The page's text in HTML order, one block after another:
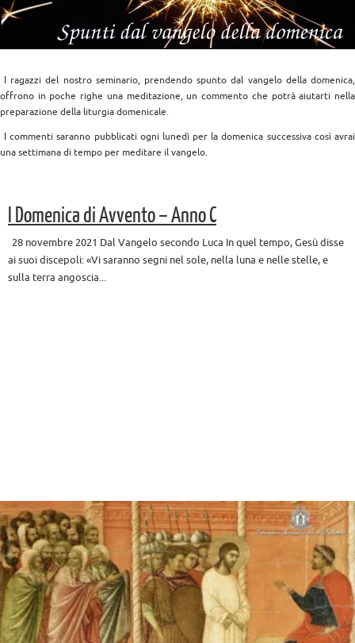
I ragazzi del nostro seminario, prendendo spunto dal vangelo della domenica,
offrono in poche righe una meditazione, un commento che potrà aiutarti nella
preparazione della liturgia domenicale.
I commenti saranno pubblicati ogni lunedì per la domenica successiva così avrai
una settimana di tempo per meditare il vangelo.
I Domenica di Avvento – Anno C
28 novembre 2021 Dal Vangelo secondo Luca In quel tempo, Gesù disse
ai suoi discepoli: «Vi saranno segni nel sole, nella luna e nelle stelle, e
sulla terra angoscia...